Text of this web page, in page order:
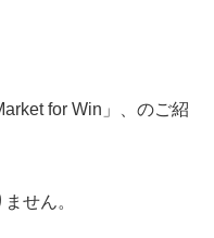
for Win」、のご紹
せん。